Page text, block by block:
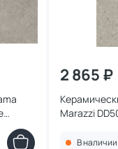
2 865 ₽
Marazzi
обрезной
В наличии